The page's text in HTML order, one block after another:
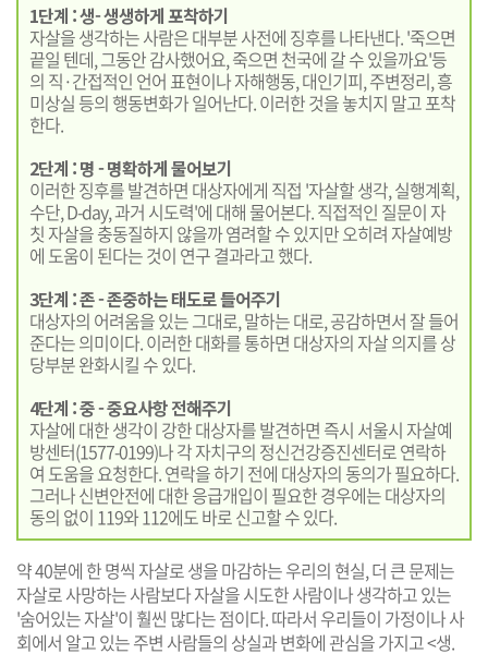
1단계 : 생- 생생하게 포착하기
자살을 생각하는 사람은 대부분 사전에 징후를 나타낸다. '죽으면
끝일 텐데, 그동안 감사했어요, 죽으면 천국에 갈 수 있을까요'등
의 직·간접적인 언어 표현이나 자해행동, 대인기피, 주변정리, 흥
미상실 등의 행동변화가 일어난다. 이러한 것을 놓치지 말고 포착
한다.
2단계 : 명 - 명확하게 물어보기
이러한 징후를 발견하면 대상자에게 직접 '자살할 생각, 실행계획,
수단, D-day, 과거 시도력'에 대해 물어본다. 직접적인 질문이 자
칫 자살을 충동질하지 않을까 염려할 수 있지만 오히려 자살예방
에 도움이 된다는 것이 연구 결과라고 했다.
3단계 : 존 - 존중하는 태도로 들어주기
대상자의 어려움을 있는 그대로, 말하는 대로, 공감하면서 잘 들어
준다는 의미이다. 이러한 대화를 통하면 대상자의 자살 의지를 상
당부분 완화시킬 수 있다.
4단계 : 중 - 중요사항 전해주기
자살에 대한 생각이 강한 대상자를 발견하면 즉시 서울시 자살예
방센터(1577-0199)나 각 자치구의 정신건강증진센터로 연락하
여 도움을 요청한다. 연락을 하기 전에 대상자의 동의가 필요하다.
그러나 신변안전에 대한 응급개입이 필요한 경우에는 대상자의
동의 없이 119와 112에도 바로 신고할 수 있다.
약 40분에 한 명씩 자살로 생을 마감하는 우리의 현실, 더 큰 문제는
자살로 사망하는 사람보다 자살을 시도한 사람이나 생각하고 있는
'숨어있는 자살'이 훨씬 많다는 점이다. 따라서 우리들이 가정이나 사
회에서 알고 있는 주변 사람들의 상실과 변화에 관심을 가지고 <생.